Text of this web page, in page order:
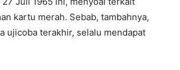
kartu merah. Sebab, tambahnya,
ujicoba terakhir, selalu mendapat